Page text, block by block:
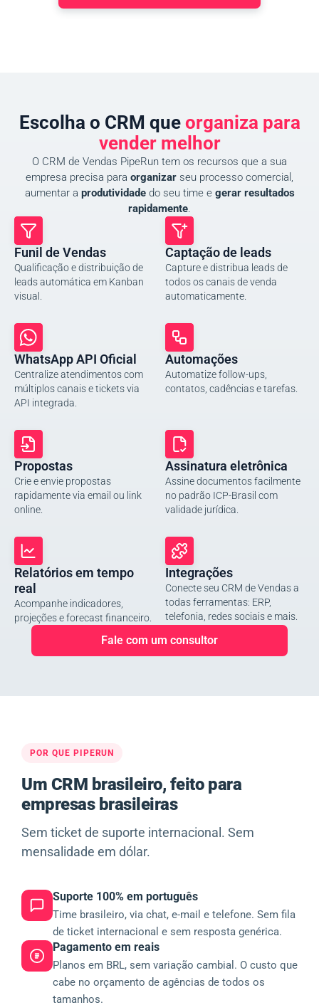
Escolha o CRM que organiza para
vender melhor
O CRM de Vendas PipeRun tem os recursos que a sua
empresa precisa para organizar seu processo comercial,
aumentar a produtividadedo seu time e gerar resultados
rapidamente.
Funil de Vendas
Qualificação e distribuição de
leads automática em Kanban
visual.
Captação de leads
Capture e distribua leads de
todos os canais de venda
automaticamente.
WhatsApp API Oficial
Centralize atendimentos com
múltiplos canais e tickets via
API integrada.
Automações
Automatize follow-ups,
contatos, cadências e tarefas.
Propostas
Crie e envie propostas
rapidamente via email ou link
online.
Assinatura eletrônica
Assine documentos facilmente
no padrão ICP-Brasil com
validade jurídica.
Relatórios em tempo
real
Acompanhe indicadores,
projeções e forecast financeiro.
Integrações
Conecte seu CRM de Vendas a
todas ferramentas: ERP,
telefonia, redes sociais e mais.
Fale com um consultor
POR QUE PIPERUN
Um CRM brasileiro, feito para
empresas brasileiras
Sem ticket de suporte internacional. Sem
mensalidade em dólar.
Suporte 100% em português
Time brasileiro, via chat, e-mail e telefone. Sem fila
de ticket internacional e sem resposta genérica.
Pagamento em reais
Planos em BRL, sem variação cambial. O custo que
cabe no orçamento de agências de todos os
tamanhos.